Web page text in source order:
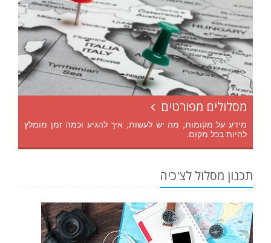
מסלולים מפורטים
מידע על מקומות, מה יש לעשות, איך להגיע וכמה זמן מומלץ
להיות בכל מקום.
תכנון מסלול לצ'כיה